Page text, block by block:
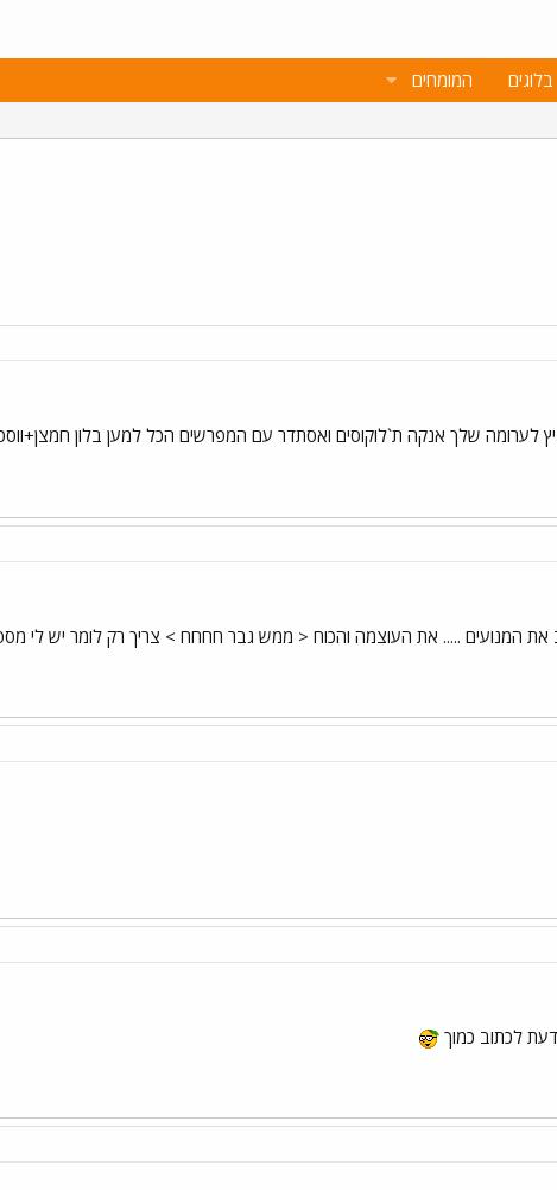
בלוגים המומחים
לערומה שלך אנקה ת`לוקוסים ואסתדר עם המפרשים הכל למען בלון חמצן+ווסט
המנועים ..... את העוצמה והכוח < ממש גבר חחחח > צריך רק לומר יש לי מספיק
לכתוב כמוך